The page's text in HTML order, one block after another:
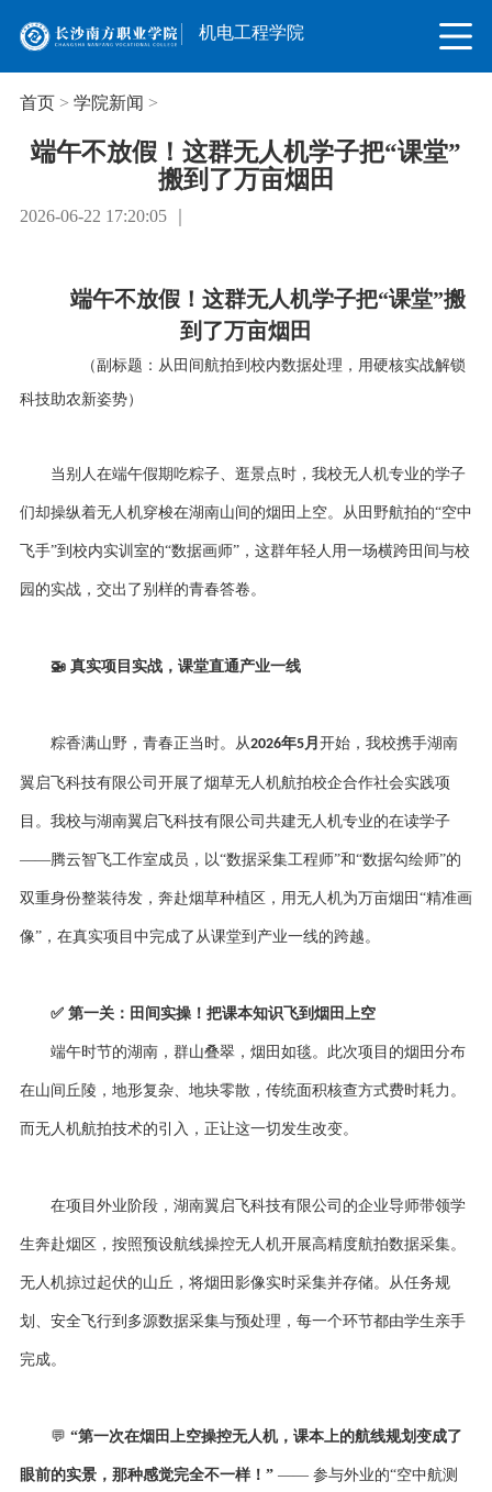
机电工程学院
首页> 学院新闻 >
端午不放假！这群无人机学子把“课堂”
搬到了万亩烟田
2026-06-22 17:20:05 ｜
端午不放假！这群无人机学子把“课堂”搬
到了万亩烟田
（副标题：从田间航拍到校内数据处理，用硬核实战解锁
科技助农新姿势）
当别人在端午假期吃粽子、逛景点时，我校无人机专业的学子
们却操纵着无人机穿梭在湖南山间的烟田上空。从田野航拍的“空中
飞手”到校内实训室的“数据画师”，这群年轻人用一场横跨田间与校
园的实战，交出了别样的青春答卷。
🚁 真实项目实战，课堂直通产业一线
粽香满山野，青春正当时。从2026年5月 开始，我校携手湖南
翼启飞科技有限公司开展了烟草无人机航拍校企合作社会实践项
目。我校与湖南翼启飞科技有限公司共建无人机专业的在读学子
——腾云智飞工作室成员，以“数据采集工程师”和“数据勾绘师”的
双重身份整装待发，奔赴烟草种植区，用无人机为万亩烟田“精准画
像”，在真实项目中完成了从课堂到产业一线的跨越。
✅ 第一关：田间实操！把课本知识飞到烟田上空
端午时节的湖南，群山叠翠，烟田如毯。此次项目的烟田分布
在山间丘陵，地形复杂、地块零散，传统面积核查方式费时耗力。
而无人机航拍技术的引入，正让这一切发生改变。
在项目外业阶段，湖南翼启飞科技有限公司的企业导师带领学
生奔赴烟区，按照预设航线操控无人机开展高精度航拍数据采集。
无人机掠过起伏的山丘，将烟田影像实时采集并存储。从任务规
划、安全飞行到多源数据采集与预处理，每一个环节都由学生亲手
完成。
💬 “第一次在烟田上空操控无人机，课本上的航线规划变成了
眼前的实景，那种感觉完全不一样！” —— 参与外业的“空中航测